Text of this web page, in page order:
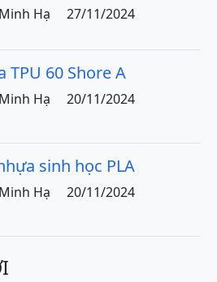
Hạ 27/11/2024
TPU 60 Shore A
Hạ 20/11/2024
sinh học PLA
Hạ 20/11/2024